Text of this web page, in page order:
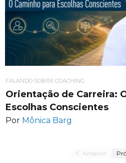
FALANDO SOBRE COACHING
Orientação de Carreira:
Escolhas Conscientes
Por Mônica Barg
Anterior